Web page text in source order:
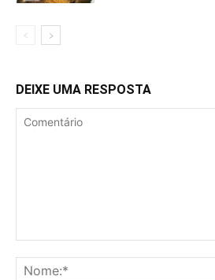
DEIXE UMA RESPOSTA